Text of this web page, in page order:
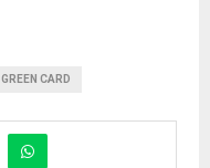
GREEN CARD